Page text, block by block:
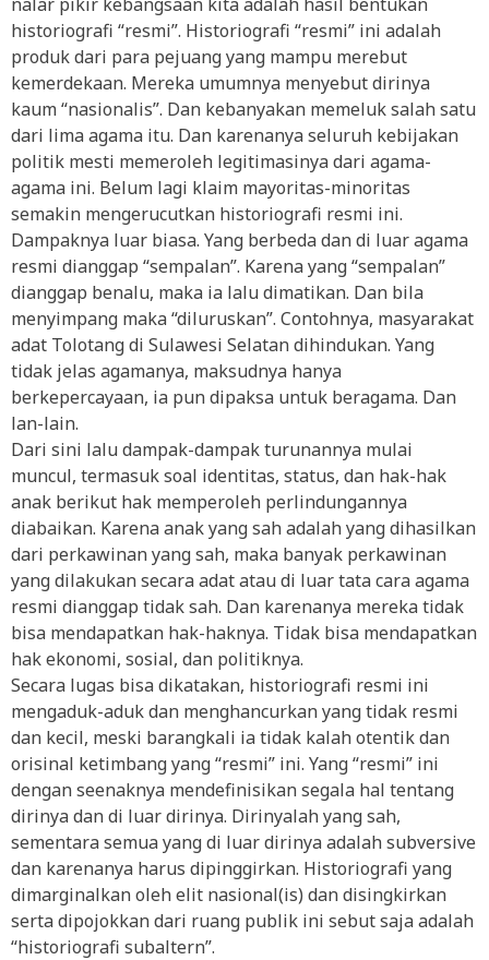
historiografi “resmi”. Historiografi “resmi” ini adalah
produk dari para pejuang yang mampu merebut
kemerdekaan. Mereka umumnya menyebut dirinya
kaum “nasionalis”. Dan kebanyakan memeluk salah satu
dari lima agama itu. Dan karenanya seluruh kebijakan
politik mesti memeroleh legitimasinya dari agama-
agama ini. Belum lagi klaim mayoritas-minoritas
semakin mengerucutkan historiografi resmi ini.
Dampaknya luar biasa. Yang berbeda dan di luar agama
resmi dianggap “sempalan”. Karena yang “sempalan”
dianggap benalu, maka ia lalu dimatikan. Dan bila
menyimpang maka “diluruskan”. Contohnya, masyarakat
adat Tolotang di Sulawesi Selatan dihindukan. Yang
tidak jelas agamanya, maksudnya hanya
berkepercayaan, ia pun dipaksa untuk beragama. Dan
lan-lain.
Dari sini lalu dampak-dampak turunannya mulai
muncul, termasuk soal identitas, status, dan hak-hak
anak berikut hak memperoleh perlindungannya
diabaikan. Karena anak yang sah adalah yang dihasilkan
dari perkawinan yang sah, maka banyak perkawinan
yang dilakukan secara adat atau di luar tata cara agama
resmi dianggap tidak sah. Dan karenanya mereka tidak
bisa mendapatkan hak-haknya. Tidak bisa mendapatkan
hak ekonomi, sosial, dan politiknya.
Secara lugas bisa dikatakan, historiografi resmi ini
mengaduk-aduk dan menghancurkan yang tidak resmi
dan kecil, meski barangkali ia tidak kalah otentik dan
orisinal ketimbang yang “resmi” ini. Yang “resmi” ini
dengan seenaknya mendefinisikan segala hal tentang
dirinya dan di luar dirinya. Dirinyalah yang sah,
sementara semua yang di luar dirinya adalah subversive
dan karenanya harus dipinggirkan. Historiografi yang
dimarginalkan oleh elit nasional(is) dan disingkirkan
serta dipojokkan dari ruang publik ini sebut saja adalah
“historiografi subaltern”.